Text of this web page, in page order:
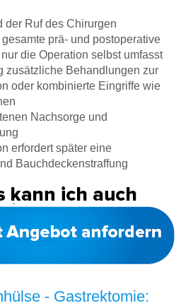
der Ruf des Chirurgen
prä- und postoperative
die Operation selbst umfasst
zusätzliche Behandlungen zur
oder kombinierte Eingriffe wie
Nachsorge und
erfordert später eine
Bauchdeckenstraffung
- Gastrektomie: